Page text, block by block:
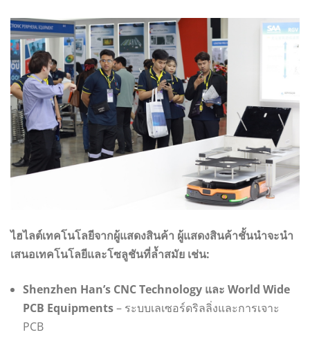
ไฮไลต์เทคโนโลยีจากผู้แสดงสินค้า ผู้แสดงสินค้าชั้นนำจะนำ
เสนอเทคโนโลยีและโซลูชันที่ล้ำสมัย เช่น:
Shenzhen Han’s CNC Technology และ World Wide
PCB Equipments– ระบบเลเซอร์ดริลลิ่งและการเจาะ
PCB